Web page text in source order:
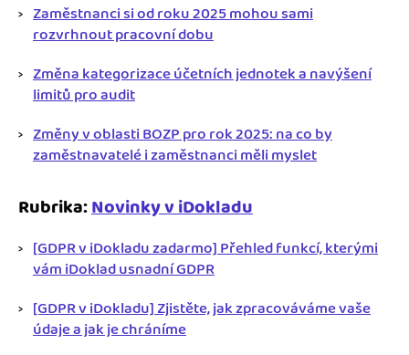
Zaměstnanci si od roku 2025 mohou sami
rozvrhnout pracovní dobu
Změna kategorizace účetních jednotek a navýšení
limitů pro audit
Změny v oblasti BOZP pro rok 2025: na co by
zaměstnavatelé i zaměstnanci měli myslet
Rubrika:Novinky v iDokladu
[GDPR v iDokladu zadarmo] Přehled funkcí, kterými
vám iDoklad usnadní GDPR
[GDPR v iDokladu] Zjistěte, jak zpracováváme vaše
údaje a jak je chráníme